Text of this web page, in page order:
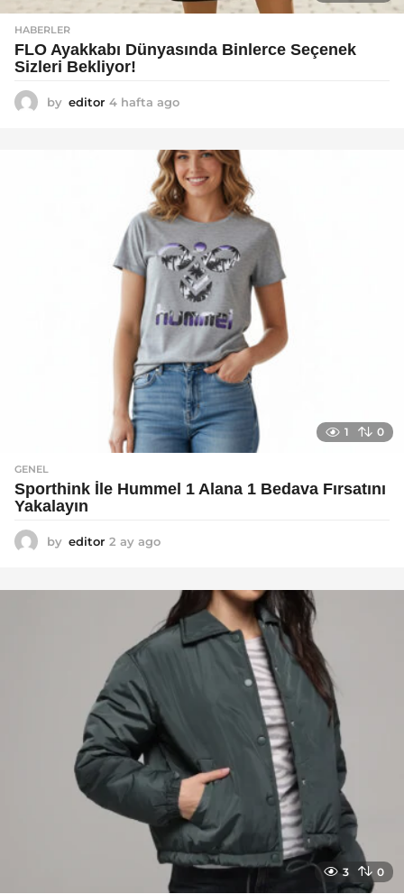
HABERLER
FLO Ayakkabı Dünyasında Binlerce Seçenek
Sizleri Bekliyor!
by editor 4 hafta ago
a
g
o
1 0
GENEL
Sporthink İle Hummel 1 Alana 1 Bedava Fırsatını
Yakalayın
by editor 2 ay ago
a
g
o
3 0